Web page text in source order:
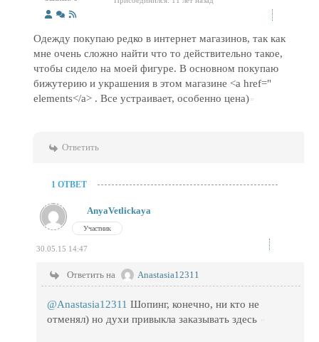
Одежду покупаю редко в интернет магазинов, так как
мне очень сложно найти что то действительно такое,
чтобы сидело на моей фигуре. В основном покупаю
бижутерию и украшения в этом магазине <a href="
elements</a> . Все устраивает, особенно цена)
Ответить
1 ОТВЕТ
AnyaVetlickaya
Участник
30.05.15 14:47
Ответить на Anastasia12311
@Anastasia12311 Шопинг, конечно, ни кто не
отменял) но духи привыкла заказывать здесь